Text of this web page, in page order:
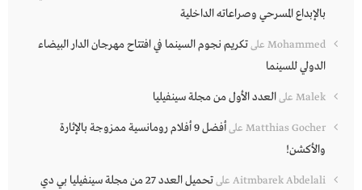
بالإبداع المسرحي وصراعاته الداخلية
Mohammed علىتكريم نجوم السينما في افتتاح مهرجان الدار البيضاء
الدولي للسينما
Malek علىالعدد الأول من مجلة سينفيليا
Matthias Gocher على
أفضل 9 أفلام رومانسية ممزوجة بالإثارة
والأكشن!
Aitmbarek Abdelali على
تحميل العدد 27 من مجلة سينفيليا بي دي